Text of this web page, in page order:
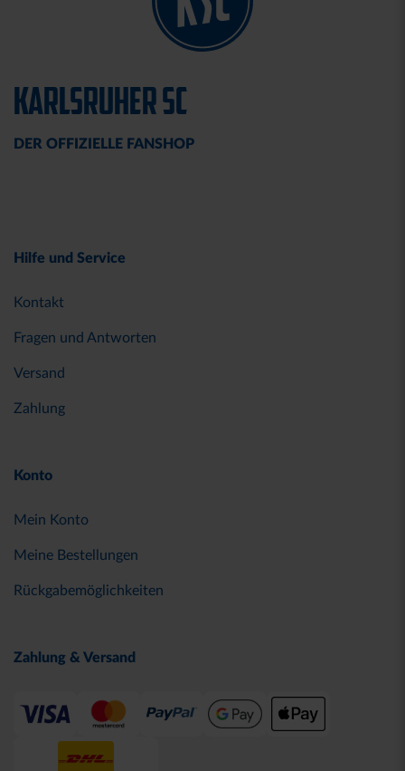
KARLSRUHER SC
DER OFFIZIELLE FANSHOP
Hilfe und Service
Kontakt
Fragen und Antworten
Versand
Zahlung
Konto
Mein Konto
Meine Bestellungen
Rückgabemöglichkeiten
Zahlung & Versand